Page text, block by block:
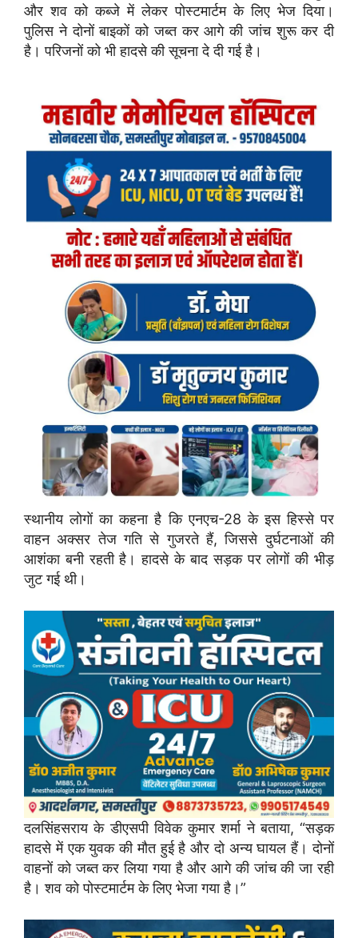
और शव को कब्जे में लेकर पोस्टमार्टम के लिए भेज दिया।
पुलिस ने दोनों बाइकों को जब्त कर आगे की जांच शुरू कर दी
है। परिजनों को भी हादसे की सूचना दे दी गई है।
स्थानीय लोगों का कहना है कि एनएच-28 के इस हिस्से पर
वाहन अक्सर तेज गति से गुजरते हैं, जिससे दुर्घटनाओं की
आशंका बनी रहती है। हादसे के बाद सड़क पर लोगों की भीड़
जुट गई थी।
दलसिंहसराय के डीएसपी विवेक कुमार शर्मा ने बताया, “सड़क
हादसे में एक युवक की मौत हुई है और दो अन्य घायल हैं। दोनों
वाहनों को जब्त कर लिया गया है और आगे की जांच की जा रही
है। शव को पोस्टमार्टम के लिए भेजा गया है।”